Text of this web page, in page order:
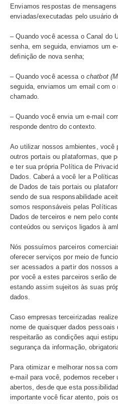
COMO CUIDAMOS DOS
– Adequamos nossos
garantir que cada
necessárias;
– Repudiamos e não
privacidade e proteção dos
de conscientização e
– Monitoramos o uso de
de tratamento indevido
– Adotamos processos e
dados pessoais.
O QUE SÃO COOKIES E
– Cookies são pequenos
no seu computador. Estes
reconhecer, acompanhar e
– Durante o acesso ao site
computadores dos